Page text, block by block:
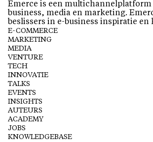
Emerce is een
business, media en marketing.
beslissers in e-business inspiratie en
E-COMMERCE
MARKETING
MEDIA
VENTURE
TECH
INNOVATIE
TALKS
EVENTS
INSIGHTS
AUTEURS
ACADEMY
JOBS
KNOWLEDGEBASE